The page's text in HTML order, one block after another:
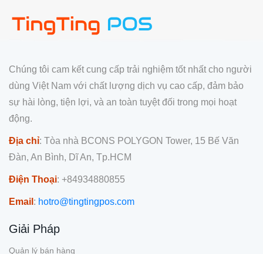
Chúng tôi cam kết cung cấp trải nghiệm tốt nhất cho người
dùng Việt Nam với chất lượng dịch vụ cao cấp, đảm bảo
sự hài lòng, tiện lợi, và an toàn tuyệt đối trong mọi hoạt
động.
Địa chỉ: Tòa nhà BCONS POLYGON Tower, 15 Bế Văn
Đàn, An Bình, Dĩ An, Tp.HCM
Điện Thoại: +84934880855
Email : hotro@tingtingpos.com
Giải Pháp
Quản lý bán hàng